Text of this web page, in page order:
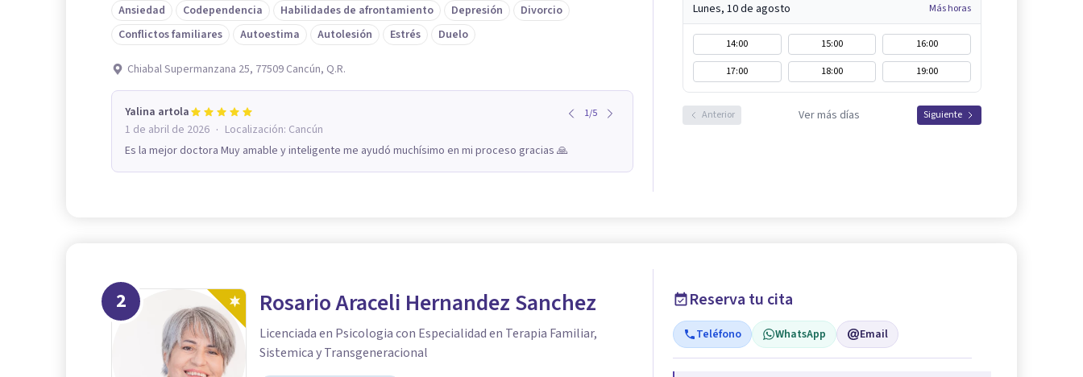
Ansiedad Codependencia Habilidades de afrontamiento Depresión
Divorcio
Conflictos familiares
Autoestima Autolesión Estrés Duelo
Chiabal Supermanzana 25, 77509 Cancún, Q.R.
Yalina artola 1/5
1 de abril de 2026 · Localización: Cancún
Es la mejor doctora Muy amable y inteligente me ayudó muchísimo en mi proceso gracias 🙏
Lunes, 10 de agosto Más horas
14:00 15:00
16:00
17:00
18:00 19:00
Anterior Ver más días Siguiente
2 Rosario Araceli Hernandez Sanchez
Licenciada en Psicologia con Especialidad en Terapia Familiar,
Sistemica y Transgeneracional
Reserva tu cita
Teléfono WhatsApp Email